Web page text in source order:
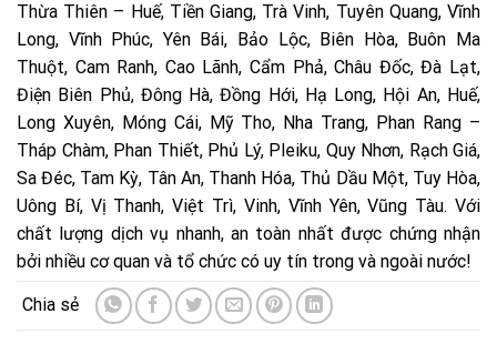
Thừa Thiên – Huế, Tiền Giang, Trà Vinh, Tuyên Quang, Vĩnh
Long, Vĩnh Phúc, Yên Bái, Bảo Lộc, Biên Hòa, Buôn Ma
Thuột, Cam Ranh, Cao Lãnh, Cẩm Phả, Châu Đốc, Đà Lạt,
Điện Biên Phủ, Đông Hà, Đồng Hới, Hạ Long, Hội An, Huế,
Long Xuyên, Móng Cái, Mỹ Tho, Nha Trang, Phan Rang –
Tháp Chàm, Phan Thiết, Phủ Lý, Pleiku, Quy Nhơn, Rạch Giá,
Sa Đéc, Tam Kỳ, Tân An, Thanh Hóa, Thủ Dầu Một, Tuy Hòa,
Uông Bí, Vị Thanh, Việt Trì, Vinh, Vĩnh Yên, Vũng Tàu. Với
chất lượng dịch vụ nhanh, an toàn nhất được chứng nhận
bởi nhiều cơ quan và tổ chức có uy tín trong và ngoài nước!